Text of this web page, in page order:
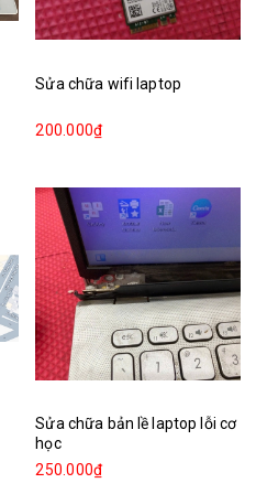
Sửa chữa wifi laptop
200.000₫
Sửa chữa bản lề laptop lỗi cơ
học
250.000₫